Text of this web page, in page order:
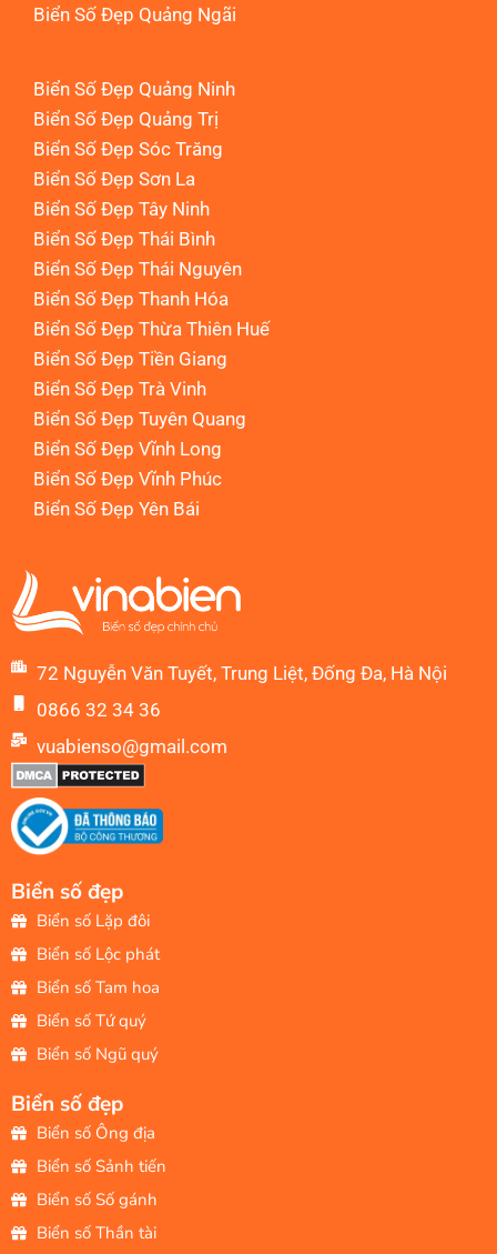
Biển Số Đẹp Quảng Ngãi
Biển Số Đẹp Quảng Ninh
Biển Số Đẹp Quảng Trị
Biển Số Đẹp Sóc Trăng
Biển Số Đẹp Sơn La
Biển Số Đẹp Tây Ninh
Biển Số Đẹp Thái Bình
Biển Số Đẹp Thái Nguyên
Biển Số Đẹp Thanh Hóa
Biển Số Đẹp Thừa Thiên Huế
Biển Số Đẹp Tiền Giang
Biển Số Đẹp Trà Vinh
Biển Số Đẹp Tuyên Quang
Biển Số Đẹp Vĩnh Long
Biển Số Đẹp Vĩnh Phúc
Biển Số Đẹp Yên Bái
72 Nguyễn Văn Tuyết, Trung Liệt, Đống Đa, Hà Nội
0866 32 34 36
vuabienso@gmail.com
Biển số đẹp
Biển số Lặp đôi
Biển số Lộc phát
Biển số Tam hoa
Biển số Tứ quý
Biển số Ngũ quý
Biển số đẹp
Biển số Ông địa
Biển số Sảnh tiến
Biển số Số gánh
Biển số Thần tài